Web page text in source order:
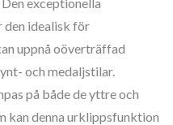
idealisk för
uppnå oöverträffad
och medaljstilar.
på både de yttre och
kan denna urklippsfunktion